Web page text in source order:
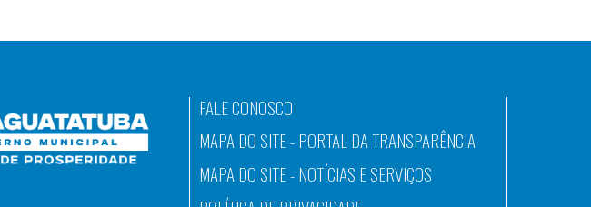
FALE CONOSCO
MAPA DO SITE - PORTAL DA TRANSPARÊNCIA
MAPA DO SITE - NOTÍCIAS E SERVIÇOS